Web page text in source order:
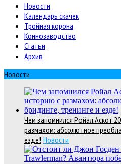
Новости
Календарь скачек
Тройная корона
Коннозаводство
Статьи
Архив
Новости
Чем запомнился Ройал Аскот
размахом: абсолютное
езде! Новости